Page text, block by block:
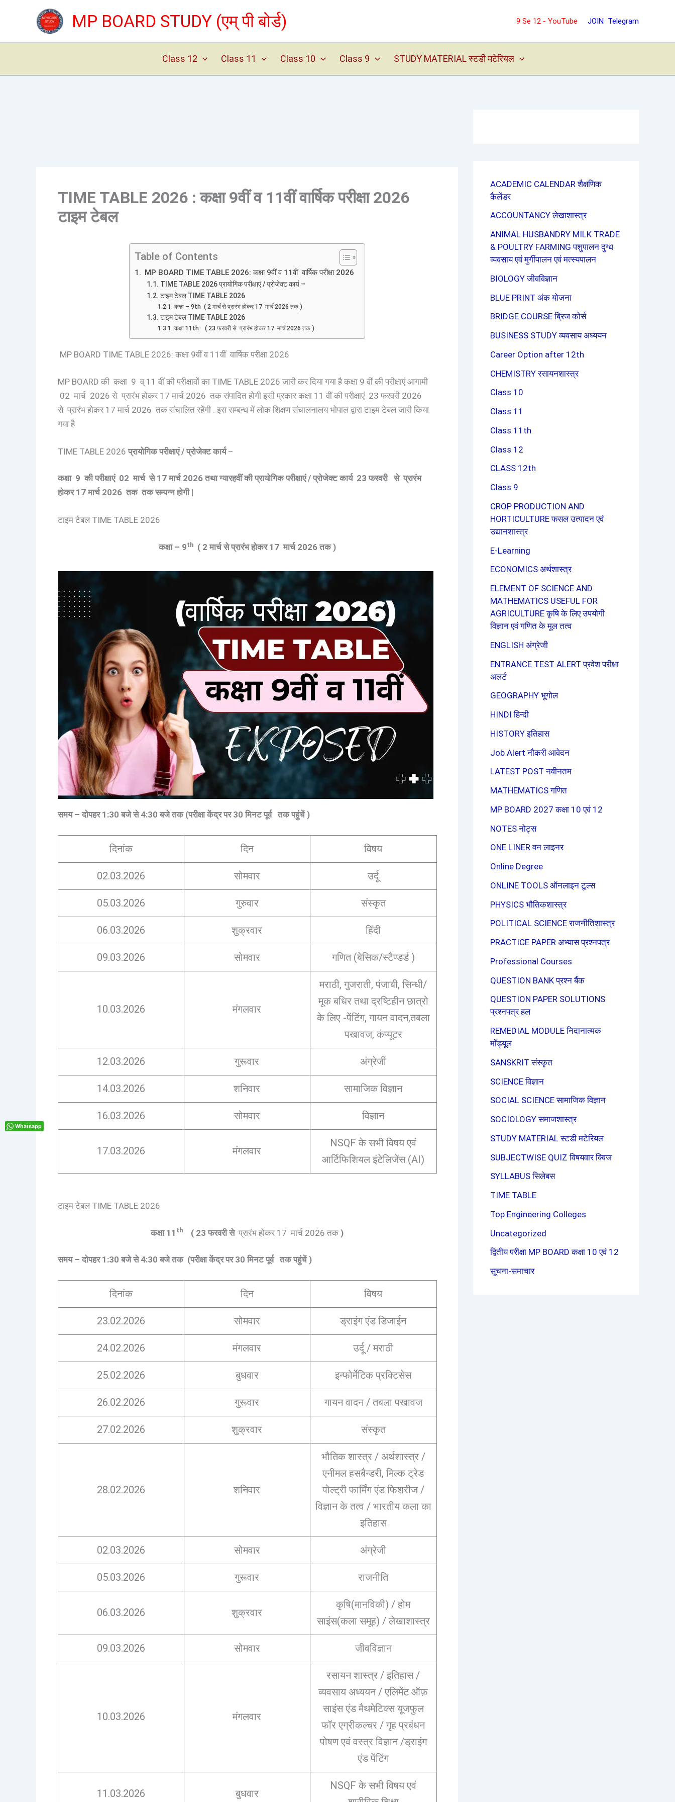
MP BOARD STUDY (एम् पी बोर्ड) 9 Se 12 - YouTube JOIN Telegram
Class 12 Class 11 Class 10 Class 9 STUDY MATERIAL स्टडी मटेरियल
TIME TABLE 2026 : कक्षा 9वीं व 11वीं वार्षिक परीक्षा 2026
टाइम टेबल
Table of Contents
MP BOARD TIME TABLE 2026: कक्षा 9वीं व 11वीं वार्षिक परीक्षा 2026
TIME TABLE 2026 प्रायोगिक परीक्षाएं / प्रोजेक्ट कार्य –
टाइम टेबल TIME TABLE 2026
कक्षा – 9th ( 2 मार्च से प्रारंभ होकर 17 मार्च 2026 तक )
टाइम टेबल TIME TABLE 2026
कक्षा 11th ( 23 फरवरी से प्रारंभ होकर 17 मार्च 2026 तक )
MP BOARD TIME TABLE 2026: कक्षा 9वीं व 11वीं वार्षिक परीक्षा 2026
MP BOARD की कक्षा 9 व् 11 वीं की परीक्षावों का TIME TABLE 2026 जारी कर दिया गया है कक्षा 9 वीं की परीक्षाएं आगामी
02 मार्च 2026 से प्रारंभ होकर 17 मार्च 2026 तक संपादित होगी इसी प्रकार कक्षा 11 वीं की परीक्षाएं 23 फरवरी 2026
से प्रारंभ होकर 17 मार्च 2026 तक संचालित रहेंगी . इस सम्बन्ध में लोक शिक्षण संचालनालय भोपाल द्वारा टाइम टेबल जारी किया
गया है
TIME TABLE 2026 प्रायोगिक परीक्षाएं / प्रोजेक्ट कार्य–
कक्षा 9 की परीक्षाएं 02 मार्च से 17 मार्च 2026 तथा ग्यारहवीं की प्रायोगिक परीक्षाएं / प्रोजेक्ट कार्य 23 फरवरी से प्रारंभ
होकर 17 मार्च 2026 तक तक सम्पन्न होगी |
टाइम टेबल TIME TABLE 2026
कक्षा – 9th( 2 मार्च से प्रारंभ होकर 17 मार्च 2026 तक )
समय – दोपहर 1:30 बजे से 4:30 बजे तक (परीक्षा केंद्र पर 30 मिनट पूर्व तक पहुंचें )
दिनांक दिन विषय
02.03.2026 सोमवार उर्दू
05.03.2026 गुरुवार संस्कृत
06.03.2026 शुक्रवार हिंदी
09.03.2026 सोमवार गणित (बेसिक/स्टैण्डर्ड )
10.03.2026 मंगलवार
मराठी, गुजराती, पंजाबी, सिन्धी/
मूक बधिर तथा द्रष्टिहीन छात्रो
के लिए -पेंटिंग, गायन वादन,तबला
पखावज, कंप्यूटर
12.03.2026 गुरूवार अंग्रेजी
14.03.2026 शनिवार सामाजिक विज्ञान
16.03.2026 सोमवार विज्ञान
17.03.2026 मंगलवार
NSQF के सभी विषय एवं
आर्टिफिशियल इंटेलिजेंस (AI)
टाइम टेबल TIME TABLE 2026
कक्षा 11 th ( 23 फरवरी से प्रारंभ होकर 17 मार्च 2026 तक )
समय – दोपहर 1:30 बजे से 4:30 बजे तक(परीक्षा केंद्र पर 30 मिनट पूर्व तक पहुंचें )
दिनांक दिन विषय
23.02.2026 सोमवार ड्राइंग एंड डिजाईन
24.02.2026 मंगलवार उर्दू / मराठी
25.02.2026 बुधवार इन्फोर्मेटिक प्रक्टिसेस
26.02.2026 गुरूवार गायन वादन / तबला पखावज
27.02.2026 शुक्रवार संस्कृत
28.02.2026 शनिवार
भौतिक शास्त्र / अर्थशास्त्र /
एनीमल हसबैन्डरी, मिल्क ट्रेड
पोल्ट्री फार्मिंग एंड फिशरीज /
विज्ञान के तत्व / भारतीय कला का
इतिहास
02.03.2026 सोमवार अंग्रेजी
05.03.2026 गुरूवार राजनीति
06.03.2026 शुक्रवार
कृषि(मानविकी) / होम
साइंस(कला समूह) / लेखाशास्त्र
09.03.2026 सोमवार जीवविज्ञान
10.03.2026 मंगलवार
रसायन शास्त्र / इतिहास /
व्यवसाय अध्ययन / एलिमेंट ऑफ़
साइंस एंड मैथमेटिक्स यूजफुल
फॉर एग्रीकल्चर / गृह प्रबंधन
पोषण एवं वस्त्र विज्ञान /ड्राइंग
एंड पेंटिंग
11.03.2026 बुधवार
NSQF के सभी विषय एवं
ACADEMIC CALENDAR शैक्षणिक
कैलेंडर
ACCOUNTANCY लेखाशास्त्र
ANIMAL HUSBANDRY MILK TRADE
& POULTRY FARMING पशुपालन दुग्ध
व्यवसाय एवं मुर्गीपालन एवं मत्स्यपालन
BIOLOGY जीवविज्ञान
BLUE PRINT अंक योजना
BRIDGE COURSE ब्रिज कोर्स
BUSINESS STUDY व्यवसाय अध्ययन
Career Option after 12th
CHEMISTRY रसायनशास्त्र
Class 10
Class 11
Class 11th
Class 12
CLASS 12th
Class 9
CROP PRODUCTION AND
HORTICULTURE फसल उत्पादन एवं
उद्यानशास्त्र
E-Learning
ECONOMICS अर्थशास्त्र
ELEMENT OF SCIENCE AND
MATHEMATICS USEFUL FOR
AGRICULTURE कृषि के लिए उपयोगी
विज्ञान एवं गणित के मूल तत्व
ENGLISH अंग्रेजी
ENTRANCE TEST ALERT प्रवेश परीक्षा
अलर्ट
GEOGRAPHY भूगोल
HINDI हिन्दी
HISTORY इतिहास
Job Alert नौकरी आवेदन
LATEST POST नवीनतम
MATHEMATICS गणित
MP BOARD 2027 कक्षा 10 एवं 12
NOTES नोट्स
ONE LINER वन लाइनर
Online Degree
ONLINE TOOLS ऑनलाइन टूल्स
PHYSICS भौतिकशास्त्र
POLITICAL SCIENCE राजनीतिशास्त्र
PRACTICE PAPER अभ्यास प्रश्नपत्र
Professional Courses
QUESTION BANK प्रश्न बैंक
QUESTION PAPER SOLUTIONS
प्रश्नपत्र हल
REMEDIAL MODULE निदानात्मक
मॉड्यूल
SANSKRIT संस्कृत
SCIENCE विज्ञान
SOCIAL SCIENCE सामाजिक विज्ञान
SOCIOLOGY समाजशास्त्र
STUDY MATERIAL स्टडी मटेरियल
SUBJECTWISE QUIZ विषयवार क्विज
SYLLABUS सिलेबस
TIME TABLE
Top Engineering Colleges
Uncategorized
द्वितीय परीक्षा MP BOARD कक्षा 10 एवं 12
सूचना-समाचार
Whatsapp